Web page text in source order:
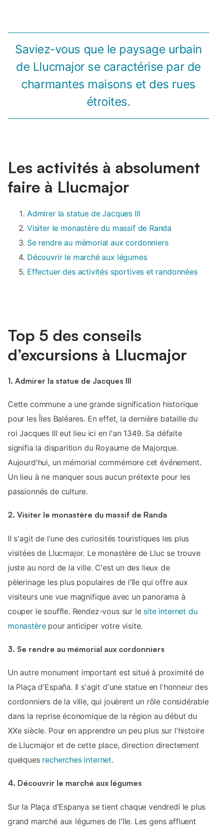
Saviez-vous que le paysage urbain
de Llucmajor se caractérise par de
charmantes maisons et des rues
étroites.
Les activités à absolument
faire à Llucmajor
Admirer la statue de Jacques III
Visiter le monastère du massif de Randa
Se rendre au mémorial aux cordonniers
Découvrir le marché aux légumes
Effectuer des activités sportives et randonnées
Top 5 des conseils
d’excursions à Llucmajor
1. Admirer la statue de Jacques III
Cette commune a une grande signification historique
pour les Îles Baléares. En effet, la dernière bataille du
roi Jacques III eut lieu ici en l'an 1349. Sa défaite
signifia la disparition du Royaume de Majorque.
Aujourd'hui, un mémorial commémore cet événement.
Un lieu à ne manquer sous aucun prétexte pour les
passionnés de culture.
2. Visiter le monastère du massif de Randa
Il s'agit de l'une des curiosités touristiques les plus
visitées de Llucmajor. Le monastère de Lluc se trouve
juste au nord de la ville. C'est un des lieux de
pèlerinage les plus populaires de l'île qui offre aux
visiteurs une vue magnifique avec un panorama à
couper le souffle. Rendez-vous sur le site internet du
monastèrepour anticiper votre visite.
3. Se rendre au mémorial aux cordonniers
Un autre monument important est situé à proximité de
la Plaça d'España. Il s'agit d'une statue en l'honneur des
cordonniers de la ville, qui jouèrent un rôle considérable
dans la reprise économique de la région au début du
XXe siècle. Pour en apprendre un peu plus sur l'histoire
de Llucmajor et de cette place, direction directement
quelques recherches internet.
4. Découvrir le marché aux légumes
Sur la Plaça d'Espanya se tient chaque vendredi le plus
grand marché aux légumes de l'île. Les gens affluent